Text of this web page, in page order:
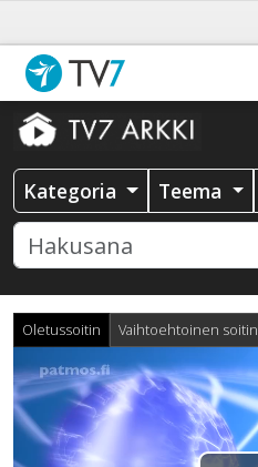
Kategoria Teema
Oletussoitin Vaihtoehtoinen soitin